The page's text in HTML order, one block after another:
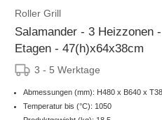
Roller Grill
Salamander - 3 Heizzonen
Etagen - 47(h)x64x38cm
3 - 5 Werktage
Abmessungen (mm): H480 x B640 x
Temperatur bis (°C): 1050